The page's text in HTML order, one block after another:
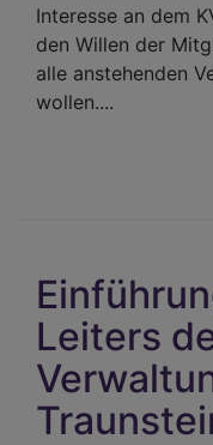
Interesse an dem
den Willen der
alle anstehenden
wollen....
Leiters